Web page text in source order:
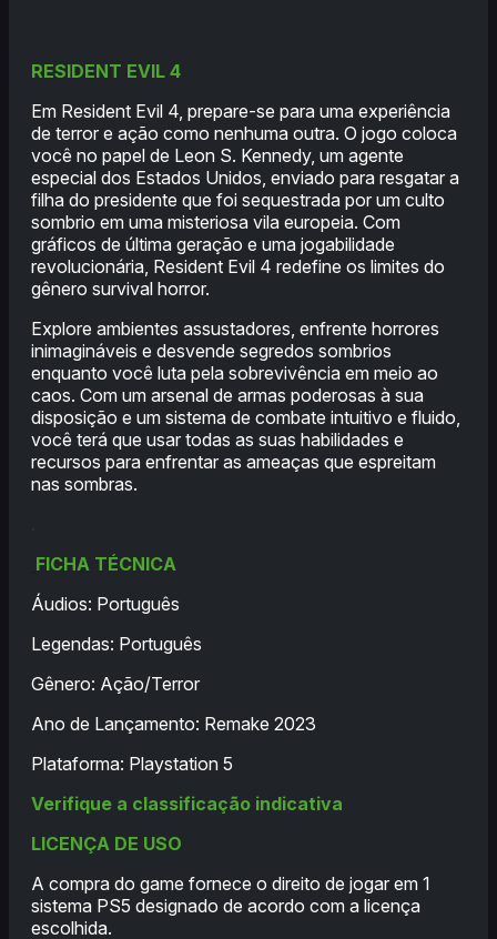
RESIDENT EVIL 4
Em Resident Evil 4, prepare-se para uma experiência
de terror e ação como nenhuma outra. O jogo coloca
você no papel de Leon S. Kennedy, um agente
especial dos Estados Unidos, enviado para resgatar a
filha do presidente que foi sequestrada por um culto
sombrio em uma misteriosa vila europeia. Com
gráficos de última geração e uma jogabilidade
revolucionária, Resident Evil 4 redefine os limites do
gênero survival horror.
Explore ambientes assustadores, enfrente horrores
inimagináveis e desvende segredos sombrios
enquanto você luta pela sobrevivência em meio ao
caos. Com um arsenal de armas poderosas à sua
disposição e um sistema de combate intuitivo e fluido,
você terá que usar todas as suas habilidades e
recursos para enfrentar as ameaças que espreitam
nas sombras.
FICHA TÉCNICA
Áudios: Português
Legendas: Português
Gênero: Ação/Terror
Ano de Lançamento: Remake 2023
Plataforma: Playstation 5
Verifique a classificação indicativa
LICENÇA DE USO
A compra do game fornece o direito de jogar em 1
sistema PS5 designado de acordo com a licença
escolhida.